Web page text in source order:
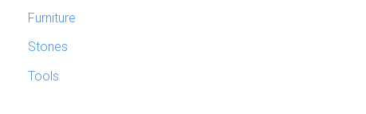
Furniture
Stones
Tools